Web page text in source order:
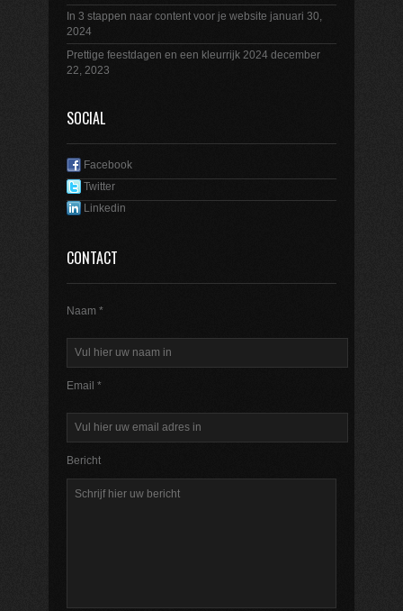
In 3 stappen naar content voor je website januari 30,
2024
Prettige feestdagen en een kleurrijk 2024 december
22, 2023
SOCIAL
Facebook
Twitter
Linkedin
CONTACT
Naam *
Email *
Bericht